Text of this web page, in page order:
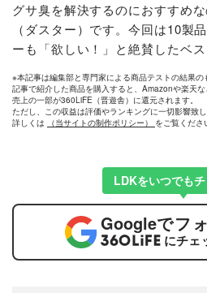
グサ臭を解決するのにおすすめ
（ダスター）です。今回は10製
ーも「欲しい！」と絶賛したベ
※本記事は編集部と専門家による商品テストの結果の
記事で紹介した商品を購入すると、Amazonや楽天
売上の一部が360LiFE（晋遊舎）に還元されます。
ただし、この収益は評価やランキングに一切影響致し
詳しくは
（当サイトの制作ポリシー） をご覧くださ
LDKをいつでもチ
Googleでフ
にチェ